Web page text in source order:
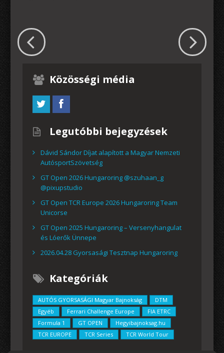
Közösségi média
Legutóbbi bejegyzések
Dávid Sándor Díjat alapított a Magyar Nemzeti
AutósportSzövetség
GT Open 2026 Hungaroring @szuhaan_g
@pixupstudio
GT Open TCR Europe 2026 Hungaroring Team
Unicorse
GT Open 2025 Hungaroring – Versenyhangulat
és Lóerők Ünnepe
2026.04.28 Gyorsasági Tesztnap Hungaroring
Kategóriák
AUTÓS GYORSASÁGI Magyar Bajnokság
DTM
Egyéb
Ferrari Challenge Europe
FIA ETRC
Formula 1
GT OPEN
Hegyibajnoksag.hu
TCR EUROPE
TCR Series TCR World Tour